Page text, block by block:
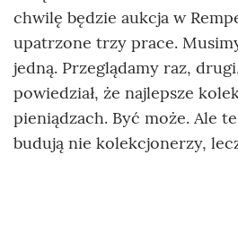
chwilę będzie aukcja w
upatrzone trzy prace.
jedną. Przeglądamy raz,
powiedział, że najlepsze
pieniądzach. Być może. Ale
budują nie kolekcjonerzy,